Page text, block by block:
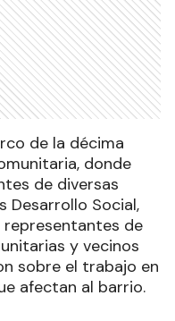
de la décima
donde
de diversas
Desarrollo Social,
representantes de
y vecinos
sobre el trabajo en
afectan al barrio.